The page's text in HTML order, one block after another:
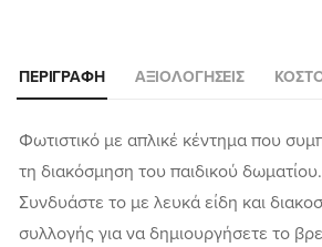
ΠΕΡΙΓΡΑΦΉ ΑΞΙΟΛΟΓΉΣΕΙΣ
Φωτιστικό με απλικέ κέντημα που
τη διακόσμηση του παιδικού δωματίου.
Συνδυάστε το με λευκά είδη και
συλλογής για να δημιουργήσετε το